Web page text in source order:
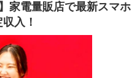
家電量販店で最新スマホ
入！